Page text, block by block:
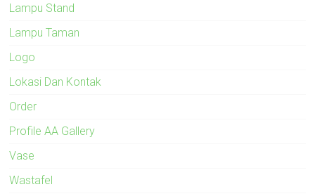
Lampu Stand
Lampu Taman
Logo
Lokasi Dan Kontak
Order
Profile AA Gallery
Vase
Wastafel